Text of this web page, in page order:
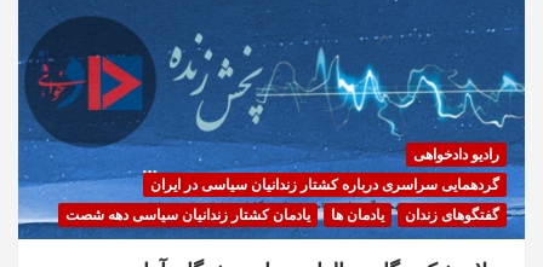
رادیو دادخواهی
گردهمایی سراسری درباره کشتار زندانیان سیاسی در ایران
گفتگوهای زندان
یادمان ها یادمان کشتار زندانیان سیاسی دهه شصت